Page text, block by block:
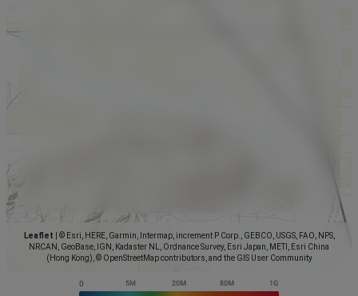
Leaflet
© Esri, HERE, Garmin, Intermap, increment P Corp., GEBCO, USGS, FAO, NPS,
NRCAN, GeoBase, IGN, Kadaster NL, Ordnance Survey, Esri Japan, METI, Esri China
(Hong Kong), © OpenStreetMap contributors, and the GIS User Community